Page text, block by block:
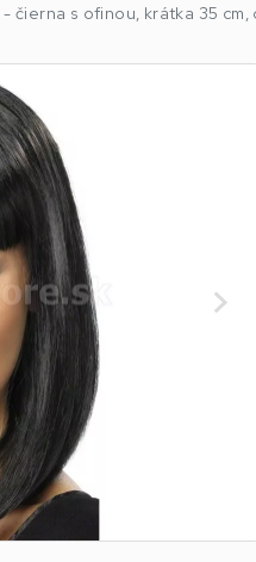
- čierna s ofinou, krátka 35 cm,